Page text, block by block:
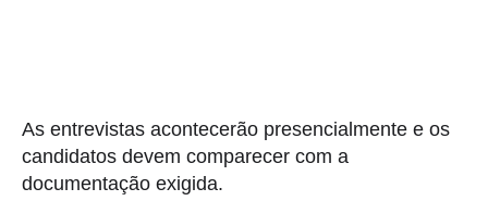
As entrevistas acontecerão presencialmente e os
candidatos devem comparecer com a
documentação exigida.